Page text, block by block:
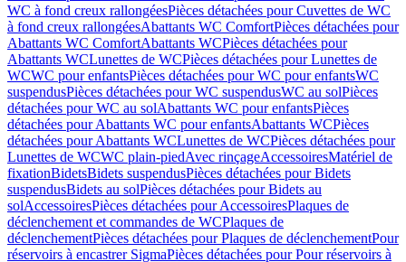
WC à fond creux rallongéesPièces détachées pour Cuvettes de WC
à fond creux rallongéesAbattants WC ComfortPièces détachées pour
Abattants WC ComfortAbattants WCPièces détachées pour
Abattants WCLunettes de WCPièces détachées pour Lunettes de
WCWC pour enfantsPièces détachées pour WC pour enfantsWC
suspendusPièces détachées pour WC suspendusWC au solPièces
détachées pour WC au solAbattants WC pour enfantsPièces
détachées pour Abattants WC pour enfantsAbattants WCPièces
détachées pour Abattants WCLunettes de WCPièces détachées pour
Lunettes de WCWC plain-piedAvec rinçageAccessoiresMatériel de
fixationBidetsBidets suspendusPièces détachées pour Bidets
suspendusBidets au solPièces détachées pour Bidets au
solAccessoiresPièces détachées pour AccessoiresPlaques de
déclenchement et commandes de WCPlaques de
déclenchementPièces détachées pour Plaques de déclenchementPour
réservoirs à encastrer SigmaPièces détachées pour Pour réservoirs à